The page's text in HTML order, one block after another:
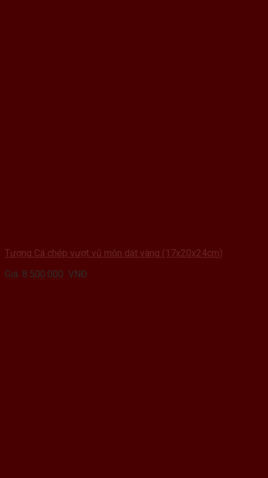
Tượng Cá chép vượt vũ môn dát vàng (17x20x24cm)
Giá: 8.500.000 VNĐ